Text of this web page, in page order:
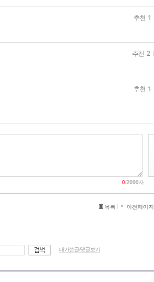
추천 1
추천 2
추천 1
0/2000자
목록 이전페이지
내가쓴글/댓글보기